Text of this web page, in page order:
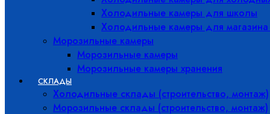
Холодильные камеры для школы
Холодильные камеры для магазина
Морозильные камеры
Морозильные камеры
Морозильные камеры хранения
СКЛАДЫ
Холодильные склады (строительство, монтаж)
Морозильные склады (строительство, монтаж)